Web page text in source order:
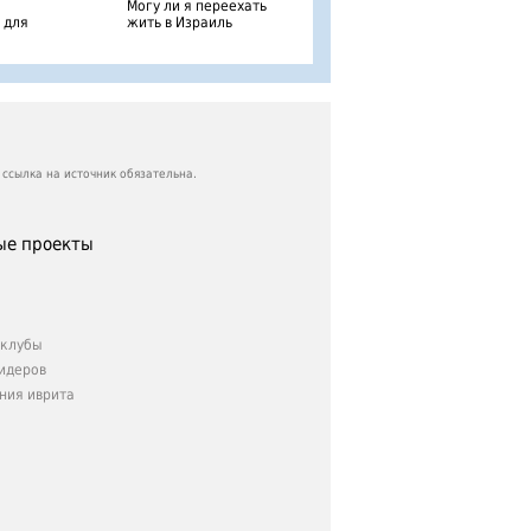
Могу ли я переехать
жить в Израиль
на источник обязательна.
проекты
иврита